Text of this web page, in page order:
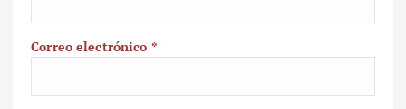
Correo electrónico *